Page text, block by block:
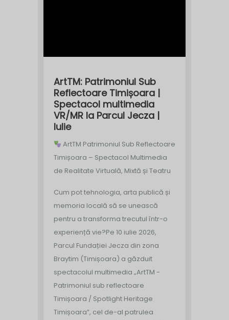
ArtTM: Patrimoniul Sub
Reflectoare Timișoara |
Spectacol multimedia
VR/MR la Parcul Jecza |
Iulie
ArtTM Patrimoniul Sub Reflectoare
Timișoara – Spectacol Multimedia
de Realitate Virtuală, Mixtă și Teatru
Cum pot tehnologia, arta publică și
memoria locală să se unească
pentru a transforma trecutul într-o
experiență vie?Pe 10 iulie 2026,
Parcul Fundației Jecza din zona
Braytim (Timișoara) a găzduit
spectacolul multimedia „ArtTM -
Patrimoniul sub reflectoare
Timișoara / Spotlight Heritage
Timișoara”, cel de-al patrulea